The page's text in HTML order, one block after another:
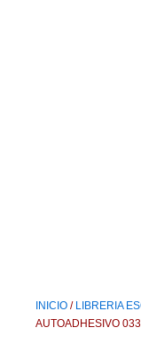
INICIO / LIBRERIA
AUTOADHESIVO